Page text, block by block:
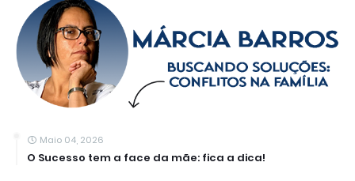
Maio 04, 2026
O Sucesso tem a face da mãe: fica a dica!